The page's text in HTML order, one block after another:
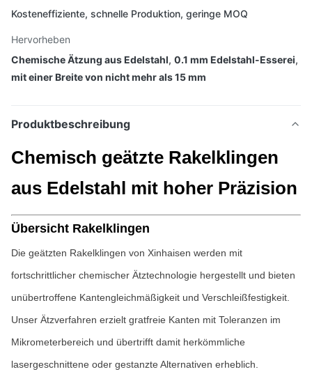
Kosteneffiziente, schnelle Produktion, geringe MOQ
Hervorheben
Chemische Ätzung aus Edelstahl, 0.1 mm Edelstahl-Esserei,
mit einer Breite von nicht mehr als 15 mm
Produktbeschreibung
Chemisch geätzte Rakelklingen
aus Edelstahl mit hoher Präzision
Übersicht Rakelklingen
Die geätzten Rakelklingen von Xinhaisen werden mit
fortschrittlicher chemischer Ätztechnologie hergestellt und bieten
unübertroffene Kantengleichmäßigkeit und Verschleißfestigkeit.
Unser Ätzverfahren erzielt gratfreie Kanten mit Toleranzen im
Mikrometerbereich und übertrifft damit herkömmliche
lasergeschnittene oder gestanzte Alternativen erheblich.